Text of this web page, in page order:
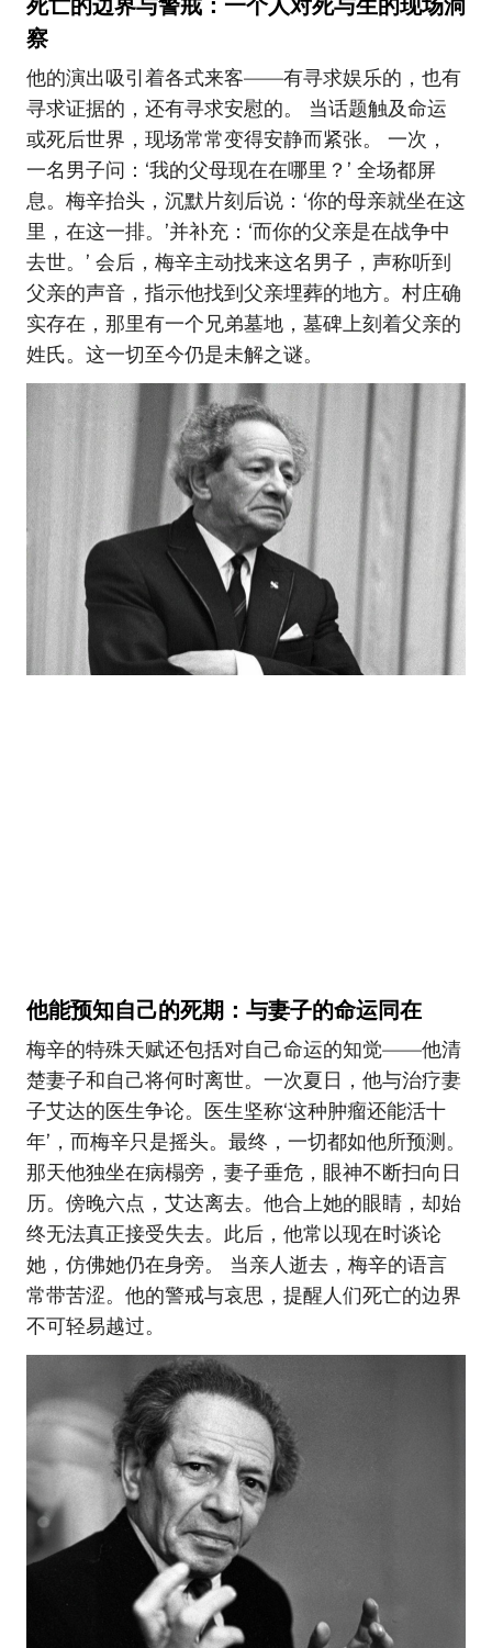
死亡的边界与警戒：一个人对死与生的现场洞
察
他的演出吸引着各式来客——有寻求娱乐的，也有
寻求证据的，还有寻求安慰的。 当话题触及命运
或死后世界，现场常常变得安静而紧张。 一次，
一名男子问：‘我的父母现在在哪里？’ 全场都屏
息。梅辛抬头，沉默片刻后说：‘你的母亲就坐在这
里，在这一排。’并补充：‘而你的父亲是在战争中
去世。’ 会后，梅辛主动找来这名男子，声称听到
父亲的声音，指示他找到父亲埋葬的地方。村庄确
实存在，那里有一个兄弟墓地，墓碑上刻着父亲的
姓氏。这一切至今仍是未解之谜。
他能预知自己的死期：与妻子的命运同在
梅辛的特殊天赋还包括对自己命运的知觉——他清
楚妻子和自己将何时离世。一次夏日，他与治疗妻
子艾达的医生争论。医生坚称‘这种肿瘤还能活十
年’，而梅辛只是摇头。最终，一切都如他所预测。
那天他独坐在病榻旁，妻子垂危，眼神不断扫向日
历。傍晚六点，艾达离去。他合上她的眼睛，却始
终无法真正接受失去。此后，他常以现在时谈论
她，仿佛她仍在身旁。 当亲人逝去，梅辛的语言
常带苦涩。他的警戒与哀思，提醒人们死亡的边界
不可轻易越过。